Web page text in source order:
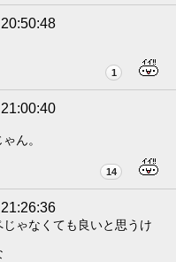
1
ん。
14
ゃなくても良いと思うけ